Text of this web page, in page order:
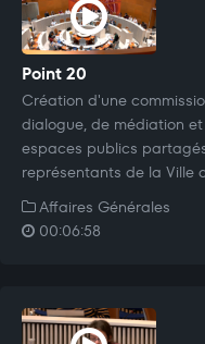
Point 20
Création d'une
dialogue, de médiation
espaces publics
représentants de la Ville
Affaires Générales
00:06:58